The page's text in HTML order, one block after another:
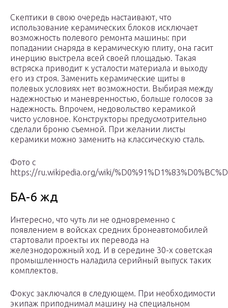
Скептики в свою очередь настаивают, что
использование керамических блоков исключает
возможность полевого ремонта машины: при
попадании снаряда в керамическую плиту, она гасит
инерцию выстрела всей своей площадью. Такая
встряска приводит к усталости материала и выходу
его из строя. Заменить керамические щиты в
полевых условиях нет возможности. Выбирая между
надежностью и маневренностью, больше голосов за
надежность. Впрочем, недовольство керамикой
чисто условное. Конструкторы предусмотрительно
сделали броню съемной. При желании листы
керамики можно заменить на классическую сталь.
Фото с
https://ru.wikipedia.org/wiki/
БА-6 жд
Интересно, что чуть ли не одновременно с
появлением в войсках средних бронеавтомобилей
стартовали проекты их перевода на
железнодорожный ход. И в середине 30-х советская
промышленность наладила серийный выпуск таких
комплектов.
Фокус заключался в следующем. При необходимости
экипаж приподнимал машину на специальном